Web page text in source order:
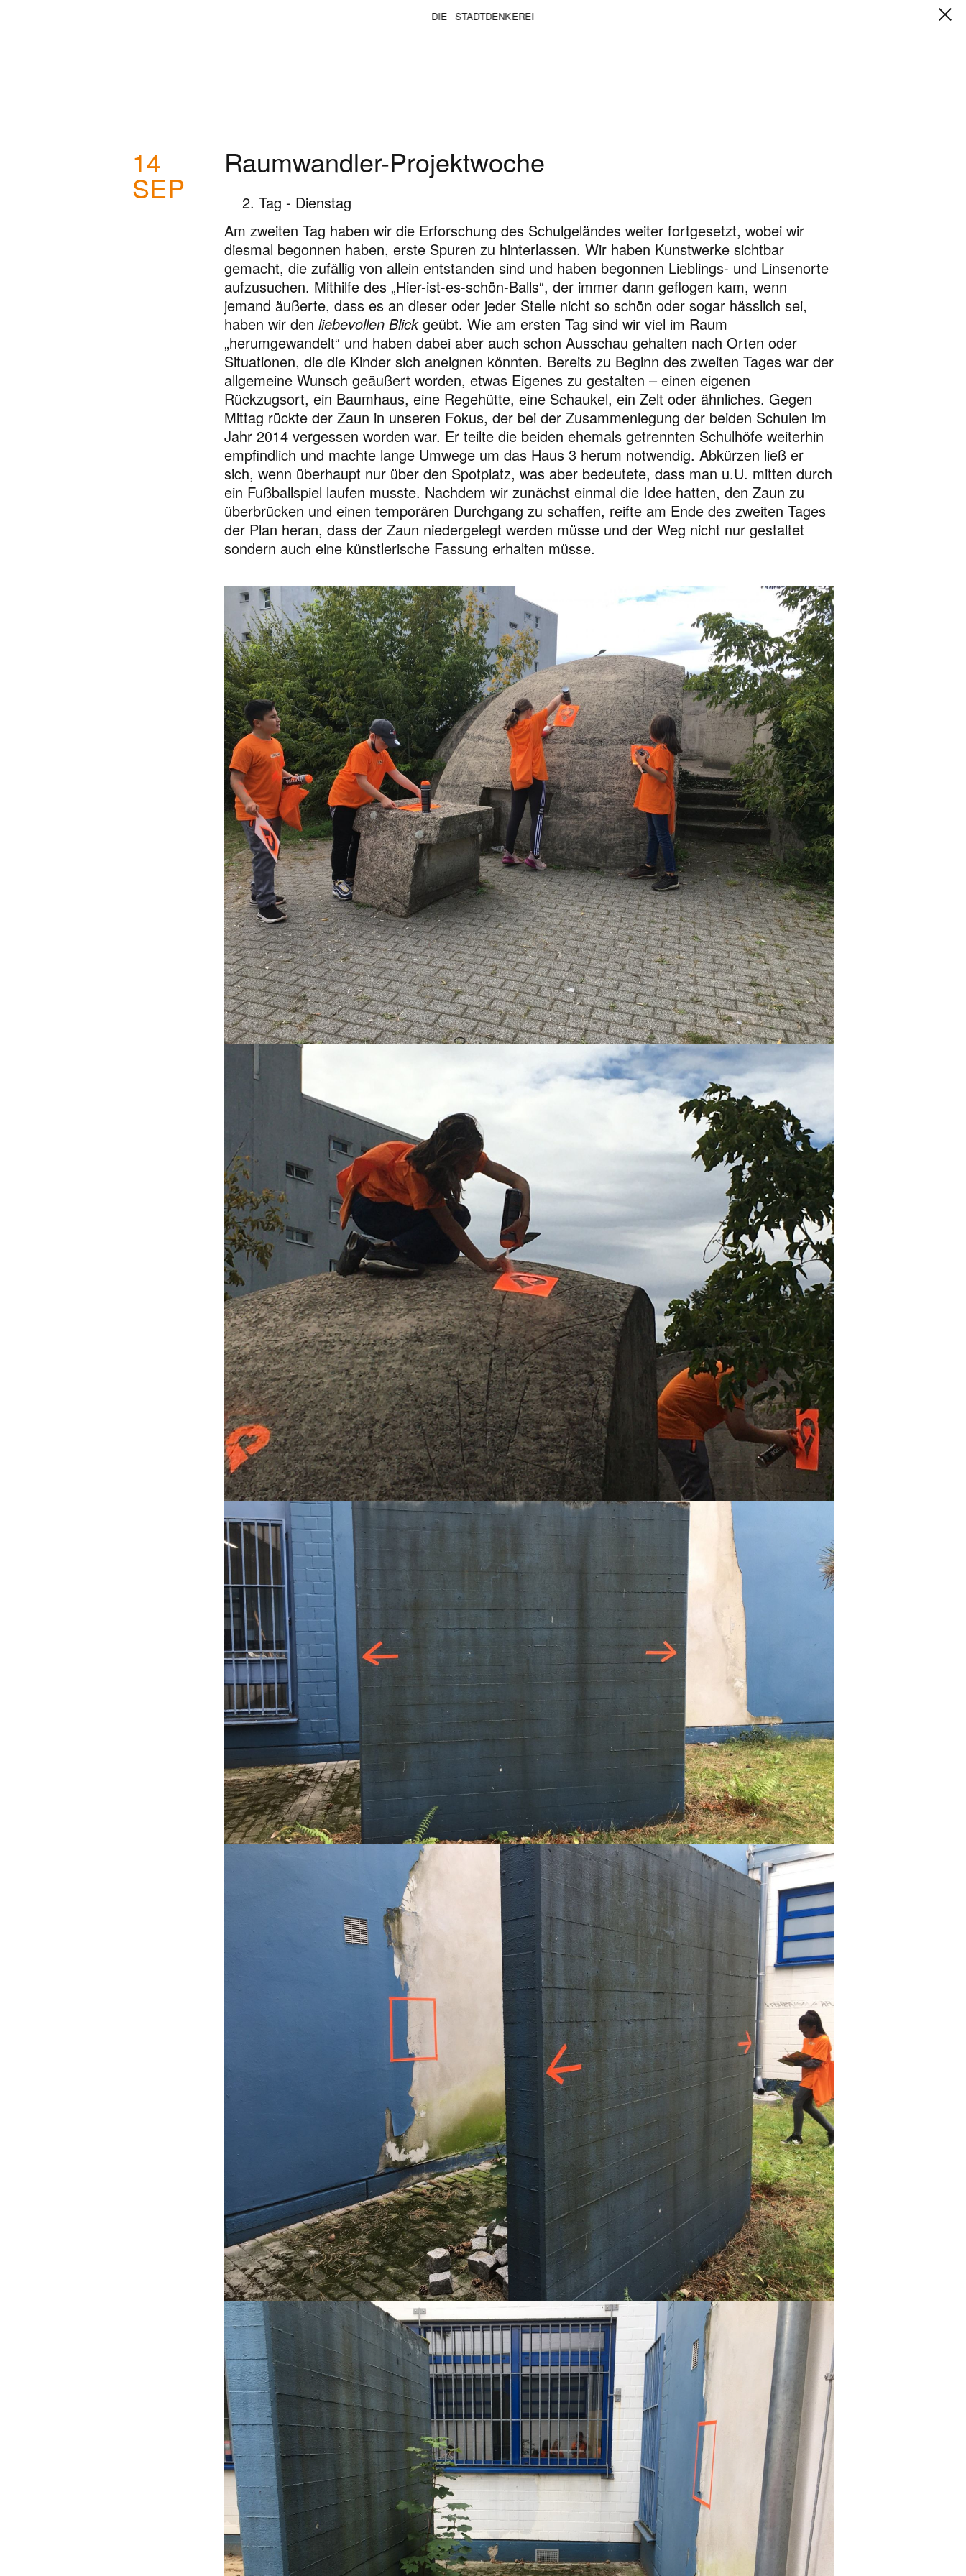
DIE STADTDENKEREI
Raumwandler-Projektwoche
14
SEP
2. Tag - Dienstag
Am zweiten Tag haben wir die Erforschung des Schulgeländes weiter fortgesetzt, wobei wir
diesmal begonnen haben, erste Spuren zu hinterlassen. Wir haben Kunstwerke sichtbar
gemacht, die zufällig von allein entstanden sind und haben begonnen Lieblings- und Linsenorte
aufzusuchen. Mithilfe des „Hier-ist-es-schön-Balls“, der immer dann geflogen kam, wenn
jemand äußerte, dass es an dieser oder jeder Stelle nicht so schön oder sogar hässlich sei,
haben wir den liebevollen Blickgeübt. Wie am ersten Tag sind wir viel im Raum
„herumgewandelt“ und haben dabei aber auch schon Ausschau gehalten nach Orten oder
Situationen, die die Kinder sich aneignen könnten. Bereits zu Beginn des zweiten Tages war der
allgemeine Wunsch geäußert worden, etwas Eigenes zu gestalten – einen eigenen
Rückzugsort, ein Baumhaus, eine Regehütte, eine Schaukel, ein Zelt oder ähnliches. Gegen
Mittag rückte der Zaun in unseren Fokus, der bei der Zusammenlegung der beiden Schulen im
Jahr 2014 vergessen worden war. Er teilte die beiden ehemals getrennten Schulhöfe weiterhin
empfindlich und machte lange Umwege um das Haus 3 herum notwendig. Abkürzen ließ er
sich, wenn überhaupt nur über den Spotplatz, was aber bedeutete, dass man u.U. mitten durch
ein Fußballspiel laufen musste. Nachdem wir zunächst einmal die Idee hatten, den Zaun zu
überbrücken und einen temporären Durchgang zu schaffen, reifte am Ende des zweiten Tages
der Plan heran, dass der Zaun niedergelegt werden müsse und der Weg nicht nur gestaltet
sondern auch eine künstlerische Fassung erhalten müsse.